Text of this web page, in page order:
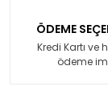
ÖDEME
Kredi Kartı ve
ödeme